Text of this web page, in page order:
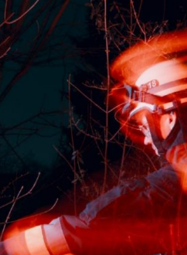
AM
und Feuerwehr hautnah erleben – unser
Gelände des Dehner in Laufamholz
Gäste bei strahlendem Sonnenschein.